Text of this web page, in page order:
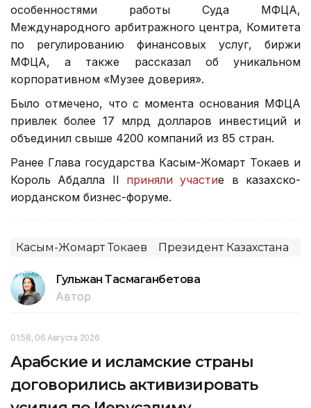
особенностями работы Суда МФЦА,
Международного арбитражного центра, Комитета
по регулированию финансовых услуг, биржи
МФЦА, а также рассказал об уникальном
корпоративном «Музее доверия».
Было отмечено, что с момента основания МФЦА
привлек более 17 млрд долларов инвестиций и
объединил свыше 4200 компаний из 85 стран.
Ранее Глава государства Касым-Жомарт Токаев и
Король Абдалла ІІ приняли участие в казахско-
иорданском бизнес-форуме.
Касым-Жомарт Токаев Президент Казахстана
Гульжан Тасмаганбетова
Автор
01:58, 06 Августа 2026
Арабские и исламские страны
договорились активизировать